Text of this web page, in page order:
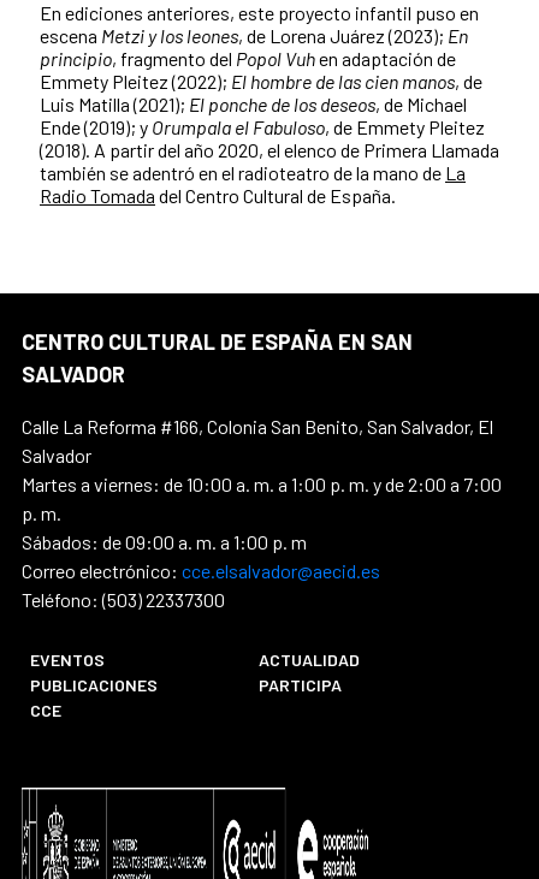
En ediciones anteriores, este proyecto infantil puso en
escena Metzi y los leones, de Lorena Juárez (2023); En
principio, fragmento del Popol Vuhen adaptación de
Emmety Pleitez (2022); El hombre de las cien manos, de
Luis Matilla (2021); El ponche de los deseos, de Michael
Ende (2019); y Orumpala el Fabuloso, de Emmety Pleitez
(2018). A partir del año 2020, el elenco de Primera Llamada
también se adentró en el radioteatro de la mano de La
Radio Tomada del Centro Cultural de España.
CENTRO CULTURAL DE ESPAÑA EN SAN
SALVADOR
Calle La Reforma #166, Colonia San Benito, San Salvador, El
Salvador
Martes a viernes: de 10:00 a. m. a 1:00 p. m. y de 2:00 a 7:00
p. m.
Sábados: de 09:00 a. m. a 1:00 p. m
Correo electrónico: cce.elsalvador@aecid.es
Teléfono: (503) 22337300
EVENTOS
ACTUALIDAD
PUBLICACIONES
PARTICIPA
CCE